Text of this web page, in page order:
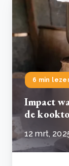
6 min
Impact
de
12 mrt,